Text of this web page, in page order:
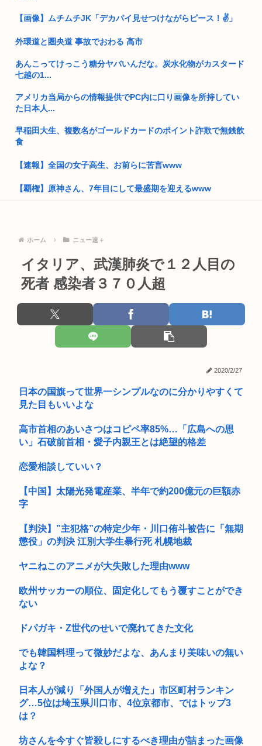
高...
イスラエル高官「日本よ、原爆式典とか被害者面やめね？中国
氷河期世代『ルッキズムが一番酷かったのは00年代、こういう
トランプ大統領、支持率34%と完全に終わる
童貞は必ず3のパルを選んでしまう画像www
物価...
るぞ
ジャップはいい加減、戦争加害について認めるべき
小泉進次郎「北朝鮮に厳重に抗議し、強く非難した」
日本さん食料自給率が過去最低に 25年度37% 主要先進で圧倒
【画像】ムチムチJK「デカパイ見せつけながらピース！✌」
外環道と圏央道 事故でおわる 高市
あんこってけっこう糖分ヤバいんだな。炭水化物がカスタード
七越の1...
アメリカ当局からの情報提供でPC内に口り画像を所持してい
た日本人...
早稲田大生、複数名がゴールドカードのポイント詐欺で無銭飲
食
【速報】全国の女子高生、お前らに苦言www
【覇権】原神さん、7年目にして最盛期を迎えるwww
熊本県知事「ボランティア受け入れ態勢整いました！週末は万
MARCHって高学歴なの？
ｗさっさ...
俺「…」担任「…くん！俺くん！ちゃんと授業聞いてって何度
早稲田大生、複数名がゴールドカードのポイント詐欺で無銭飲
80代男性「足がすべってアクセルを踏んでしまった」駐車場の
壁に衝...
公共の場所でこっそり金玉をかくシミュレーションゲーム
「Ball ...
【ぐらんぶる】人妻です
安倍昭恵「なんで安倍晋三が殺されたのか今でもわからない」
ネトウヨ「高市さんは人工関節なんだ！膝をついて被災者の話
聞くとか...
『徹子の部屋』きょう7日の内容を急きょ変更 「追悼・寿美花
渡邊渚さん「私がPTSDと診断された当時、世間にはまだPTSD
ホーム ニュー速＋
イタリア、武漢肺炎で１２人目の
死者 感染者３７０人超
2020/2/27
日本の国旗って世界一シンプルなのに分かりやすくて
見た目もいいよな
高市首相のあいさつはコピペ率85%…「広島への思
い」石破前首相・愛子内親王とは絶望的格差
恋愛相談していい？
【中国】太陽光発電産業、半年で約200億元の巨額赤
字
【判決】”主犯格”の特定少年・川口侑斗被告に「無期
懲役」の判決 江別大学生暴行死 札幌地裁
ヤニねこのアニメが大失敗した理由www
欧州サッカーの順位、固定化してもう覆すことができ
ない
ドパガキ・Z世代のせいで廃れてきた文化
でも韓国料理って微妙だよな、あんまり美味いの無い
よな？
日本人が減り「外国人が増えた」市区町村ランキン
グ…5位は埼玉県川口市、4位京都市、ではトップ3
は？
坊さんを今すぐ皆殺しにするべき理由が詰まった画像